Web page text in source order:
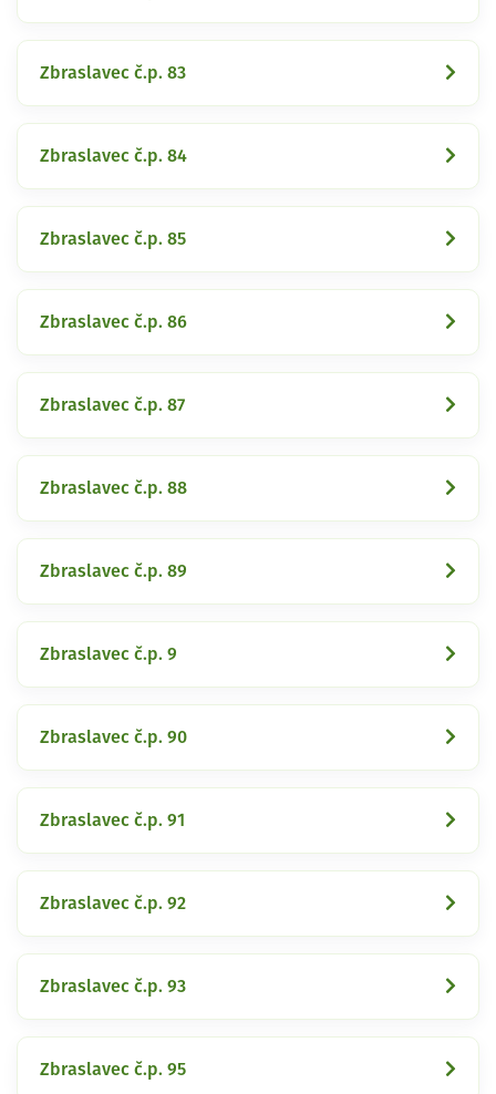
Zbraslavec č.p. 83
Zbraslavec č.p. 84
Zbraslavec č.p. 85
Zbraslavec č.p. 86
Zbraslavec č.p. 87
Zbraslavec č.p. 88
Zbraslavec č.p. 89
Zbraslavec č.p. 9
Zbraslavec č.p. 90
Zbraslavec č.p. 91
Zbraslavec č.p. 92
Zbraslavec č.p. 93
Zbraslavec č.p. 95